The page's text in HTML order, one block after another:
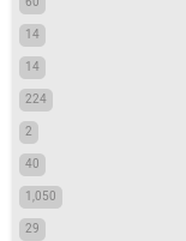
14
14
224
2
40
1,050
29